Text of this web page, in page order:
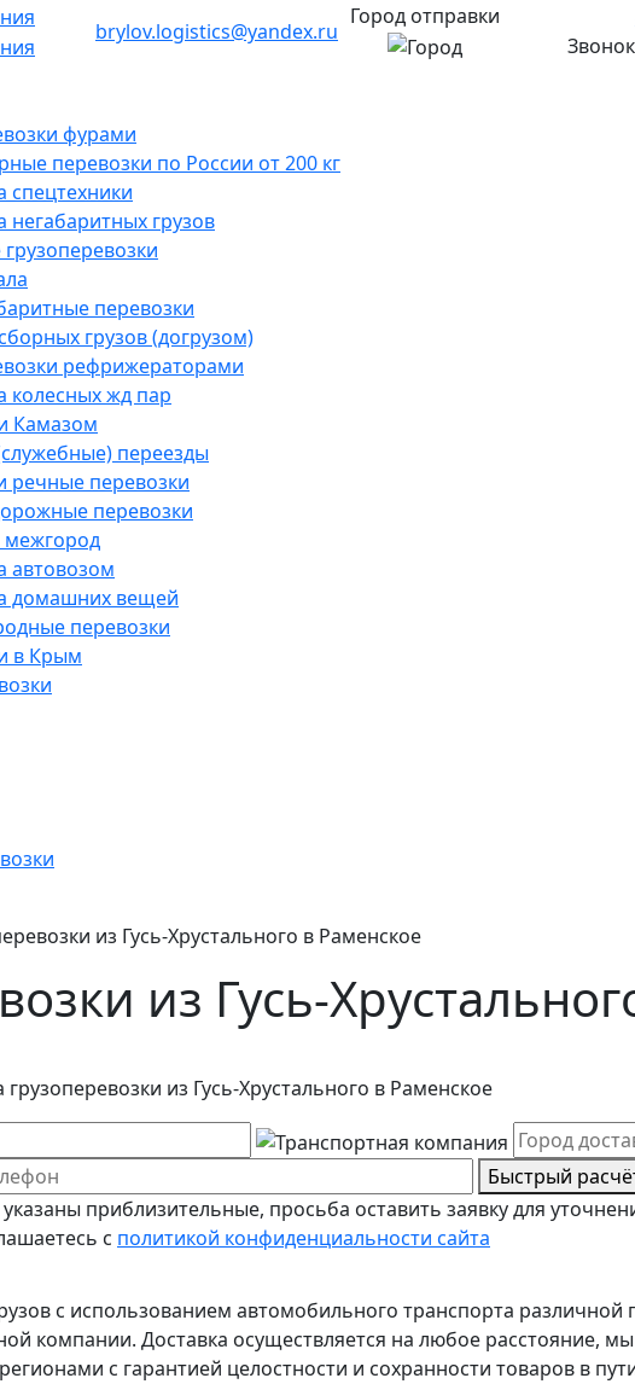
brylov.logistics@yandex.ru
Город отправки
фурами
перевозки по России от 200 кг
спецтехники
негабаритных грузов
перевозки
грузов (догрузом)
рефрижераторами
колесных жд пар
Камазом
переезды
речные перевозки
перевозки
межгород
автовозом
домашних вещей
перевозки
в Крым
из Гусь-Хрустального в Раменское
из Гусь-
из Гусь-Хрустального в Раменское
Быстрый
приблизительные, просьба оставить заявку для
с политикой конфиденциальности сайта
с использованием автомобильного транспорта
компании. Доставка осуществляется на любое расстояние,
с гарантией целостности и сохранности товаров в